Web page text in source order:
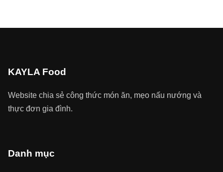
KAYLA Food
Website chia sẻ công thức món ăn, mẹo nấu nướng và
thực đơn gia đình.
Danh mục